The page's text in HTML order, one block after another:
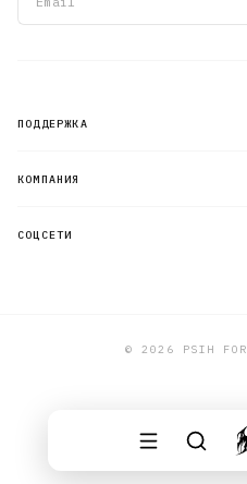
ПОДДЕРЖКА
КОМПАНИЯ
СОЦСЕТИ
© 2026 PSIH FOR